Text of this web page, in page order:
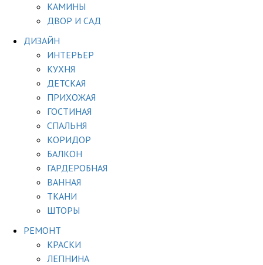
КАМИНЫ
ДВОР И САД
ДИЗАЙН
ИНТЕРЬЕР
КУХНЯ
ДЕТСКАЯ
ПРИХОЖАЯ
ГОСТИНАЯ
СПАЛЬНЯ
КОРИДОР
БАЛКОН
ГАРДЕРОБНАЯ
ВАННАЯ
ТКАНИ
ШТОРЫ
РЕМОНТ
КРАСКИ
ЛЕПНИНА